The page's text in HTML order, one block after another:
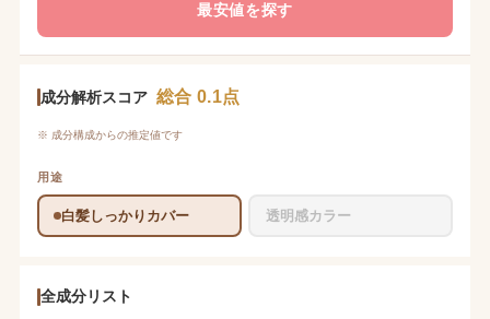
最安値を探す
成分解析スコア 総合 0.1点
※ 成分構成からの推定値です
用途
白髪しっかりカバー 透明感カラー
全成分リスト